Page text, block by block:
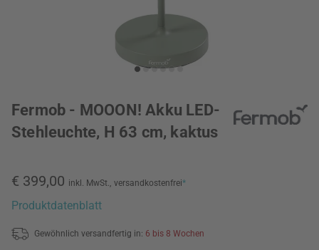
Fermob - MOOON! Akku LED-
Stehleuchte, H 63 cm, kaktus
€ 399,00 inkl. MwSt., versandkostenfrei*
Produktdatenblatt
Gewöhnlich versandfertig in: 6 bis 8 Wochen